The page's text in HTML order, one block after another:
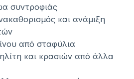
συντροφιάς
και ανάμιξη
από σταφύλια
και κρασιών από άλλα